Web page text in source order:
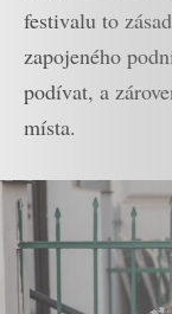
festivalu to
zapojeného
podívat, a
místa.